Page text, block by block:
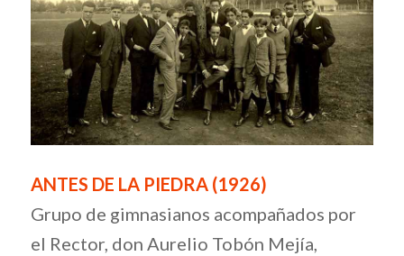
ANTES DE LA PIEDRA (1926)
Grupo de gimnasianos acompañados por
el Rector, don Aurelio Tobón Mejía,